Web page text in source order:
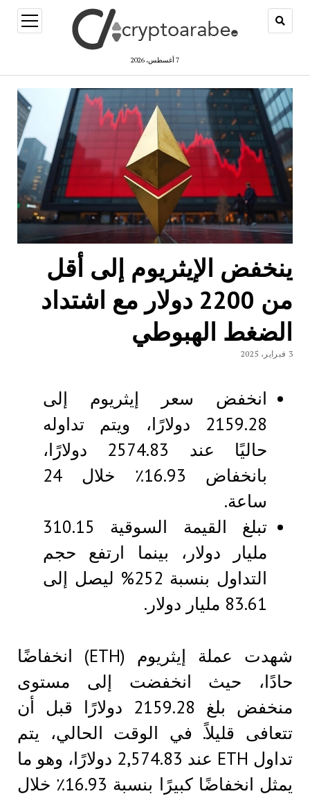
7 أغسطس، 2026
open
menu
ينخفض ​​​​الإيثريوم إلى أقل
من 2200 دولار مع اشتداد
الضغط الهبوطي
3 فبراير، 2025
انخفض سعر إيثريوم إلى
2159.28 دولارًا، ويتم تداوله
حاليًا عند 2574.83 دولارًا،
بانخفاض 16.93٪ خلال 24
ساعة.
تبلغ القيمة السوقية 310.15
مليار دولار، بينما ارتفع حجم
التداول بنسبة 252% ليصل إلى
83.61 مليار دولار.
شهدت عملة إيثريوم (ETH) انخفاضًا
حادًا، حيث انخفضت إلى مستوى
منخفض بلغ 2159.28 دولارًا قبل أن
تتعافى قليلاً. في الوقت الحالي، يتم
تداول ETH عند 2,574.83 دولارًا، وهو ما
يمثل انخفاضًا كبيرًا بنسبة 16.93٪ خلال